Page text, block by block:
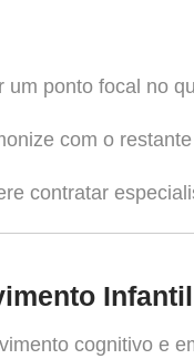
um ponto focal no
com o
contratar
Infantil
cognitivo e